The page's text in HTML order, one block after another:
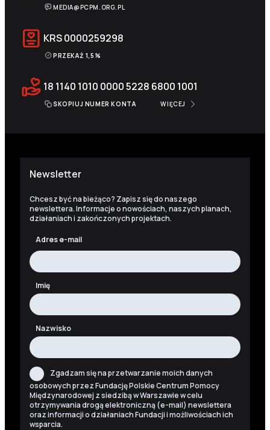
MEDIA@PCPM.ORG.PL
KRS0000259298
PRZEKAŻ 1,5%
18 1140 1010 0000 5228 6800 1001
SKOPIUJ NUMER KONTA WIĘCEJ
Newsletter
Chcesz być na bieżąco? Zapisz się do naszego
newslettera. Informacje o nowościach, naszych planach,
działaniach i zakończonych projektach.
Adres e-mail
Imię
Nazwisko
Zgadzam się na przetwarzanie moich danych
osobowych przez Fundację Polskie Centrum Pomocy
Międzynarodowej z siedzibą w Warszawie w celu
otrzymywania drogą elektroniczną (e-mail) newslettera
oraz informacji o działaniach Fundacji i możliwościach ich
wsparcia.